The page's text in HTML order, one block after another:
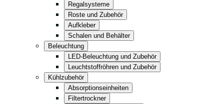
Regalsysteme
Roste und Zubehör
Aufkleber
Schalen und Behälter
Beleuchtung
LED-Beleuchtung und Zubehör
Leuchtstoffröhren und Zubehör
Kühlzubehör
Absorptionseinheiten
Filtertrockner